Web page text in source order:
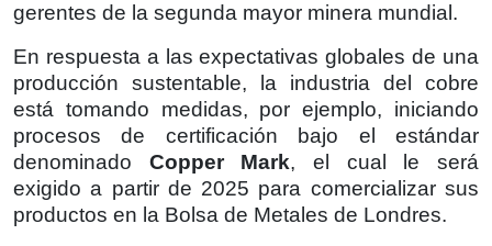
gerentes de la segunda mayor minera mundial.
En respuesta a las expectativas globales de una
producción sustentable, la industria del cobre
está tomando medidas, por ejemplo, iniciando
procesos de certificación bajo el estándar
denominado Copper Mark, el cual le será
exigido a partir de 2025 para comercializar sus
productos en la Bolsa de Metales de Londres.